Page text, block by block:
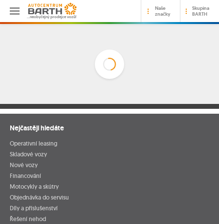
…neobyčejný prodejce vozů!
Naše
značky
Skupina
BARTH
Nejčastěji hledáte
Operativní leasing
Skladové vozy
Nové vozy
Financování
Motocykly a skútry
Objednávka do servisu
Díly a příslušenství
Řešení nehod